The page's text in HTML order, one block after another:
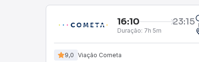
16:10 23:15
Duração: 7h 5m
9,0 Viação Cometa